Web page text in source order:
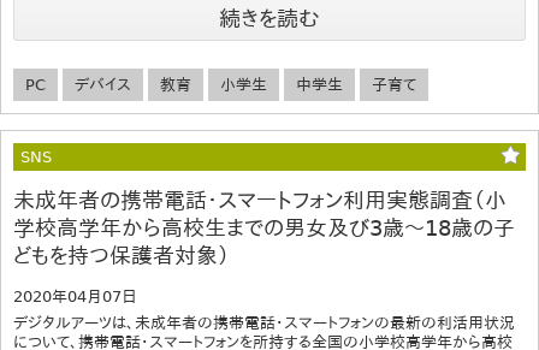
続きを読む
PC デバイス 教育 小学生 中学生 子育て
SNS
未成年者の携帯電話・スマートフォン利用実態調査（小
学校高学年から高校生までの男女及び3歳～18歳の子
どもを持つ保護者対象）
2020年04月07日
デジタルアーツは、未成年者の携帯電話・スマートフォンの最新の利活用状況
について、携帯電話・スマートフォンを所持する全国の小学校高学年から高校